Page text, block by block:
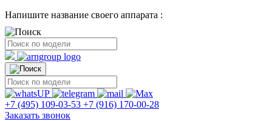
Напишите название своего аппарата :
+7 (495) 109-03-53 +7 (916) 170-00-28
Заказать звонок